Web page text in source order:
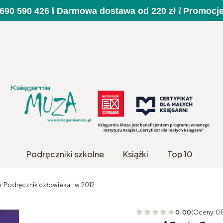
590 426 ❕ Darmowa dostawa od 220 zł ❕
Podręczniki szkolne Książki Top 10
Podręcznik człowieka...w.2012
0.00(Oceny: 0